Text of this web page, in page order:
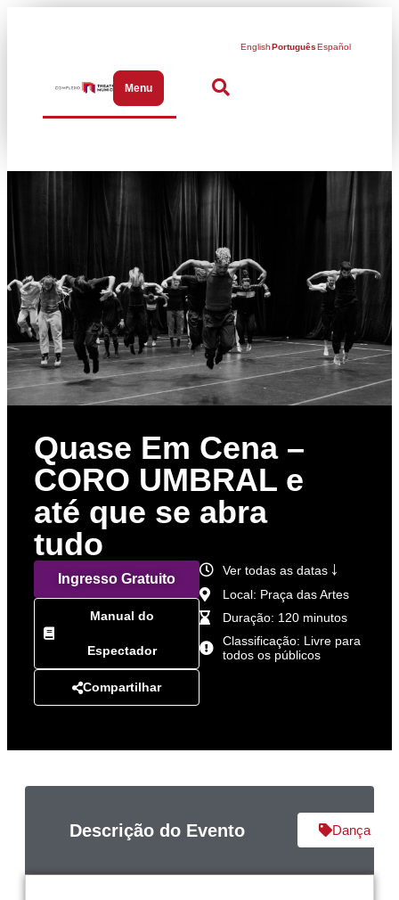
MenuAbrir menu de navegação
EnglishPortuguêsEspañol
Quase Em Cena –
CORO UMBRAL e
até que se abra
tudo
Ingresso Gratuito
Manual do
Espectador
Compartilhar
Ver todas as datas ￬
Local: Praça das Artes
Duração: 120 minutos
Classificação: Livre para
todos os públicos
Descrição do Evento Dança